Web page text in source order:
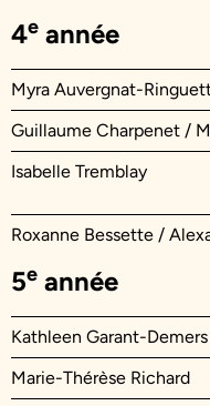
4e année
Myra Auvergnat-
Guillaume Charpenet /
Isabelle Tremblay
Roxanne Bessette /
5e année
Kathleen Garant-Demers
Marie-Thérèse Richard